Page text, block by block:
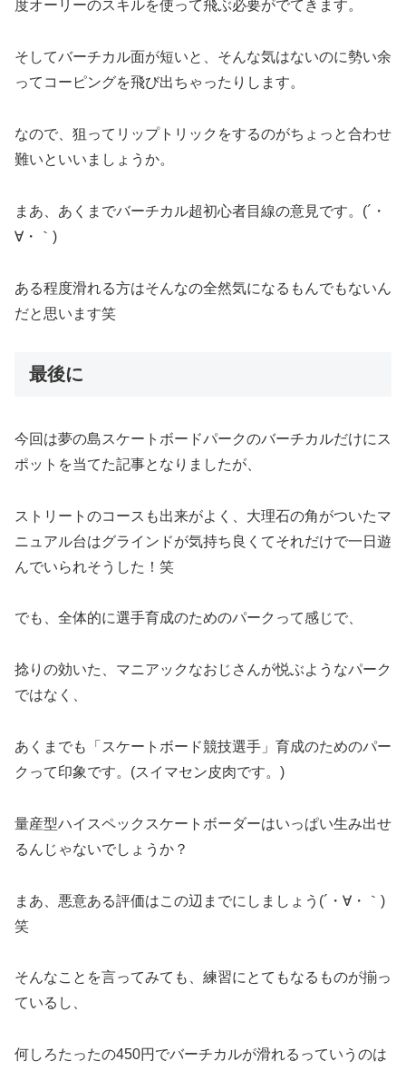
度オーリーのスキルを使って飛ぶ必要がでてきます。
そしてバーチカル面が短いと、そんな気はないのに勢い余
ってコーピングを飛び出ちゃったりします。
なので、狙ってリップトリックをするのがちょっと合わせ
難いといいましょうか。
まあ、あくまでバーチカル超初心者目線の意見です。(´・
∀・｀)
ある程度滑れる方はそんなの全然気になるもんでもないん
だと思います笑
最後に
今回は夢の島スケートボードパークのバーチカルだけにス
ポットを当てた記事となりましたが、
ストリートのコースも出来がよく、大理石の角がついたマ
ニュアル台はグラインドが気持ち良くてそれだけで一日遊
んでいられそうした！笑
でも、全体的に選手育成のためのパークって感じで、
捻りの効いた、マニアックなおじさんが悦ぶようなパーク
ではなく、
あくまでも「スケートボード競技選手」育成のためのパー
クって印象です。(スイマセン皮肉です。)
量産型ハイスペックスケートボーダーはいっぱい生み出せ
るんじゃないでしょうか？
まあ、悪意ある評価はこの辺までにしましょう(´・∀・｀)
笑
そんなことを言ってみても、練習にとてもなるものが揃っ
ているし、
何しろたったの450円でバーチカルが滑れるっていうのは